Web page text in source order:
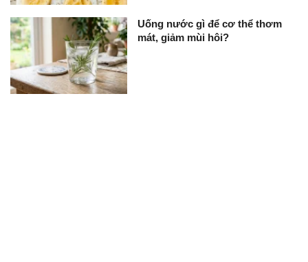
Uống nước gì để cơ thể thơm
mát, giảm mùi hôi?